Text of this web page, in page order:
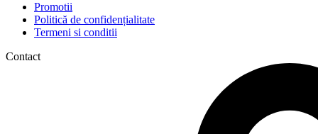
Promotii
Politică de confidențialitate
Termeni si conditii
Contact